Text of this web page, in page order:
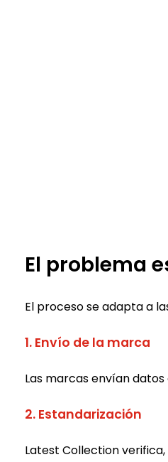
El problema
El proceso se adapta a
1. Envío de la marca
Las marcas envían
2. Estandarización
Latest Collection